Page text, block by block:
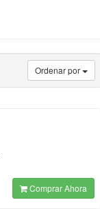
Ordenar por
Comprar Ahora